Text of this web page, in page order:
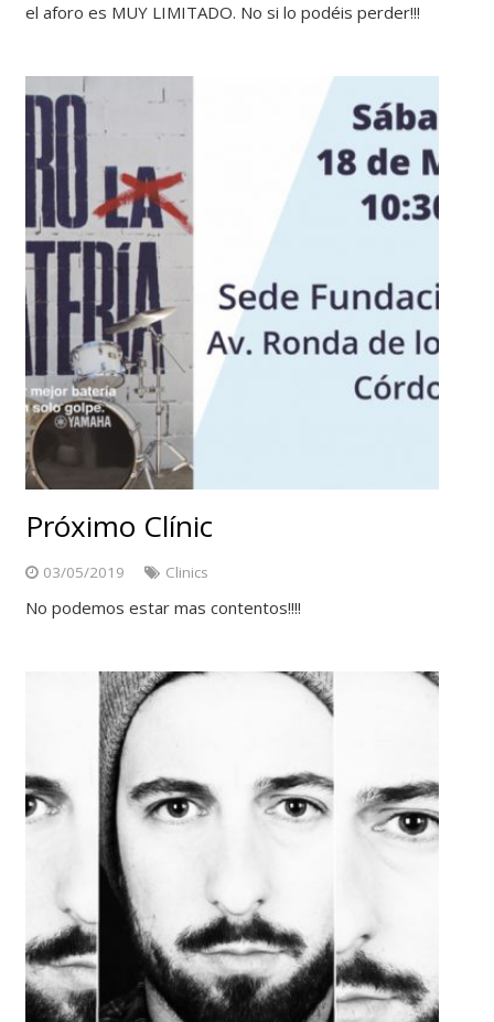
el aforo es MUY LIMITADO. No si lo podéis perder!!!
Próximo Clínic
03/05/2019 Clinics
No podemos estar mas contentos!!!!